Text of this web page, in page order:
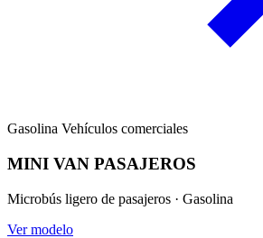
Gasolina Vehículos comerciales
MINI VAN PASAJEROS
Microbús ligero de pasajeros · Gasolina
Ver modelo